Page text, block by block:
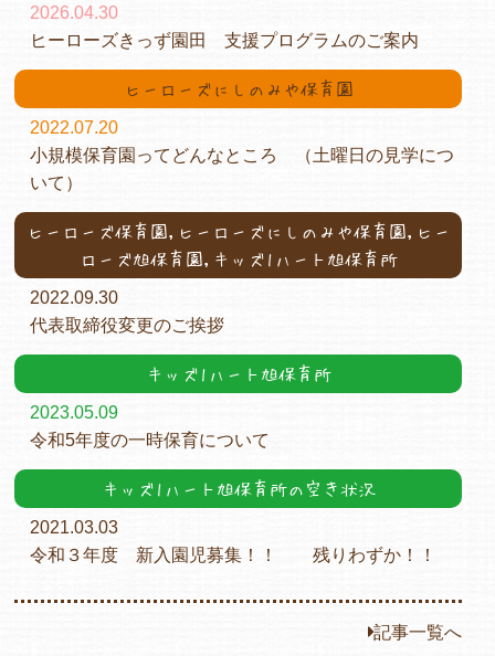
2026.04.30
ヒーローズきっず園田 支援プログラムのご案内
ヒーローズにしのみや保育園
2022.07.20
小規模保育園ってどんなところ （土曜日の見学につ
いて）
ヒーローズ保育園,ヒーローズにしのみや保育園,ヒー
ローズ旭保育園,キッズ1ハート旭保育所
2022.09.30
代表取締役変更のご挨拶
キッズ1ハート旭保育所
2023.05.09
令和5年度の一時保育について
キッズ1ハート旭保育所の空き状況
2021.03.03
令和３年度 新入園児募集！！ 残りわずか！！
記事一覧へ